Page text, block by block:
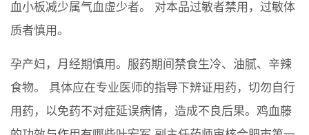
血小板减少属气血虚少者。 对本品过敏者禁用，过敏体
质者慎用。
孕产妇，月经期慎用。服药期间禁食生冷、油腻、辛辣
食物。 具体应在专业医师的指导下辨证用药，切勿自行
用药，以免药不对症延误病情，造成不良后果。鸡血藤